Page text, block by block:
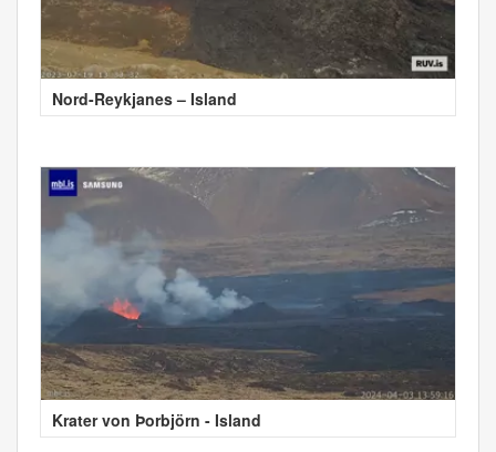
Nord-Reykjanes – Island
Krater von Þorbjörn - Island